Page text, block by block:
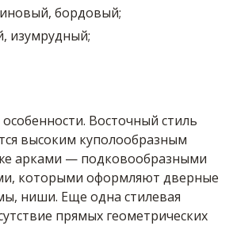
бордовый;
изумрудный;
Восточный стиль
высоким куполообразным
арками — подковообразными
которыми оформляют дверные
ниши. Еще одна стилевая
прямых геометрических